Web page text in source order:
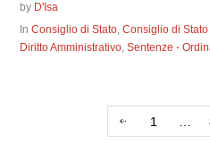
by D'Isa
InConsiglio di Stato,Consiglio di
Diritto Amministrativo,Sentenze -
1